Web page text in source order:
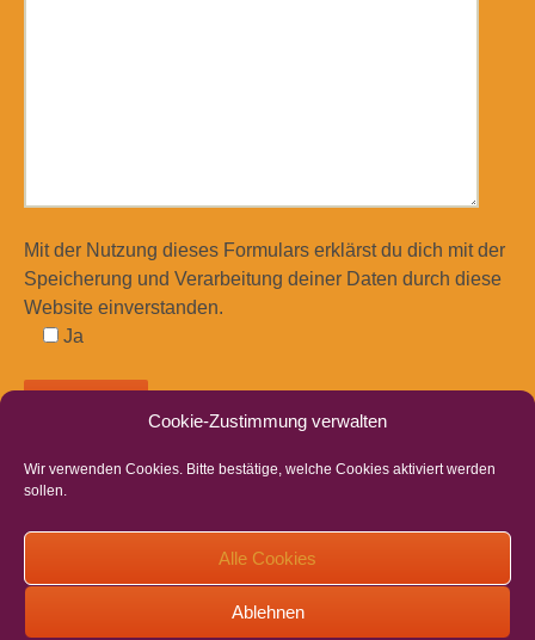
Cookie-Zustimmung verwalten
Wir verwenden Cookies. Bitte bestätige, welche Cookies aktiviert werden
sollen.
Alle Cookies
Ablehnen
Mit der Nutzung dieses Formulars erklärst du dich mit der
Speicherung und Verarbeitung deiner Daten durch diese
Website einverstanden.
Ja
Beitragsnavigation
Schnecken Herz- Spezial